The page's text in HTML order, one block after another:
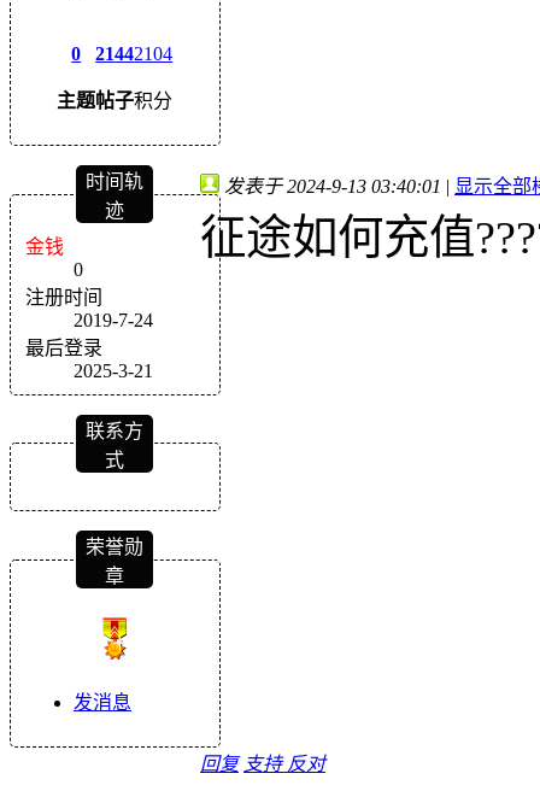
0
主题
2144
帖子
2104
积分
时间轨
迹
金钱
0
注册时间
2019-7-24
最后登录
2025-3-21
联系方
式
荣誉勋
章
发消息
发表于 2024-9-13 03:40:01 | 显示全部
征途如何充值
回复 支持 反对